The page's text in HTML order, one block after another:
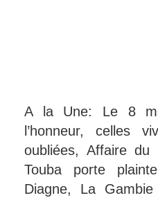
A la Une: Le 8
l’honneur, celles
oubliées, Affaire
Touba porte
Diagne, La